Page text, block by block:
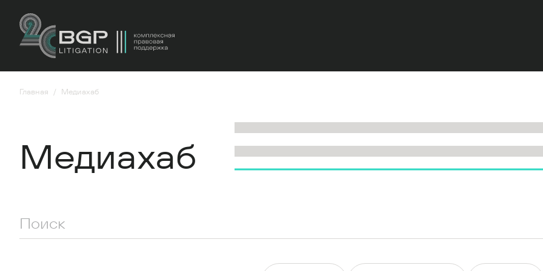
Главная Медиахаб
Медиахаб